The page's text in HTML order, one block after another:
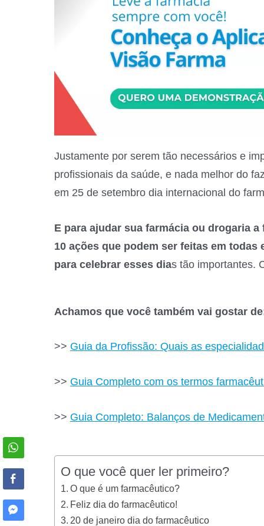
Justamente por serem tão necessários e
profissionais da saúde, e nada melhor do
em 25 de setembro dia internacional do
E para ajudar sua farmácia ou drogaria
10 ações que podem ser feitas em
para celebrar esses dias tão importantes.
Achamos que você também vai gostar
>> Guia da Profissão: Quais as
>> Guia Completo com os termos
>> Guia Completo: Balanços de
O que você quer ler primeiro?
O que é um farmacêutico?
Feliz dia do farmacêutico!
20 de janeiro dia do farmacêutico